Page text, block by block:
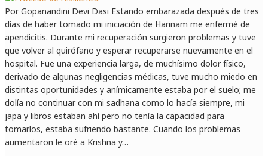
Por Gopanandini Devi Dasi Estando embarazada después de tres
días de haber tomado mi iniciación de Harinam me enfermé de
apendicitis. Durante mi recuperación surgieron problemas y tuve
que volver al quirófano y esperar recuperarse nuevamente en el
hospital. Fue una experiencia larga, de muchísimo dolor físico,
derivado de algunas negligencias médicas, tuve mucho miedo en
distintas oportunidades y anímicamente estaba por el suelo; me
dolía no continuar con mi sadhana como lo hacía siempre, mi
japa y libros estaban ahí pero no tenía la capacidad para
tomarlos, estaba sufriendo bastante. Cuando los problemas
aumentaron le oré a Krishna y…